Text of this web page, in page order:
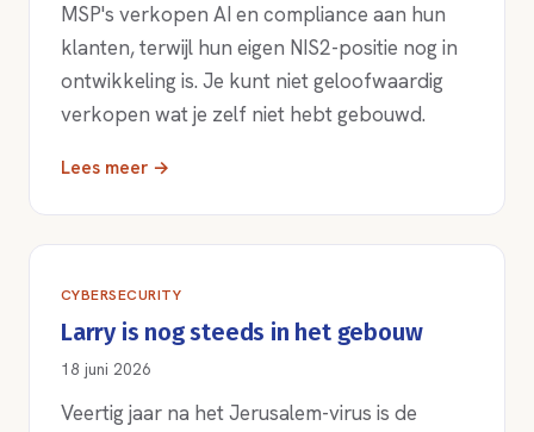
MSP's verkopen AI en compliance aan hun
klanten, terwijl hun eigen NIS2-positie nog in
ontwikkeling is. Je kunt niet geloofwaardig
verkopen wat je zelf niet hebt gebouwd.
Lees meer →
CYBERSECURITY
Larry is nog steeds in het gebouw
18 juni 2026
Veertig jaar na het Jerusalem-virus is de